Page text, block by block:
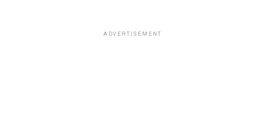
ADVERTISEMENT